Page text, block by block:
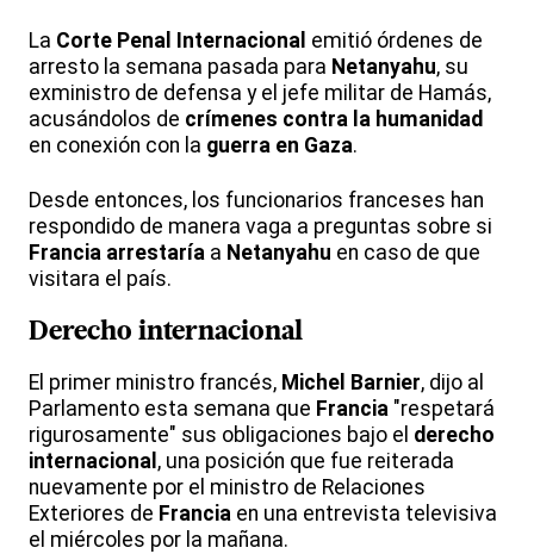
La Corte Penal Internacional emitió órdenes de
arresto la semana pasada para Netanyahu, su
exministro de defensa y el jefe militar de Hamás,
acusándolos de crímenes contra la humanidad
en conexión con la guerra en Gaza.
Desde entonces, los funcionarios franceses han
respondido de manera vaga a preguntas sobre si
Francia arrestaría a Netanyahu en caso de que
visitara el país.
Derecho internacional
El primer ministro francés, Michel Barnier, dijo al
Parlamento esta semana que Francia "respetará
rigurosamente" sus obligaciones bajo el derecho
internacional , una posición que fue reiterada
nuevamente por el ministro de Relaciones
Exteriores de Francia en una entrevista televisiva
el miércoles por la mañana.